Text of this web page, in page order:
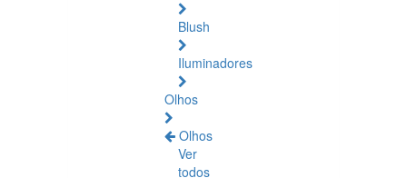
Blush
Iluminadores
Olhos
Olhos
Ver
todos